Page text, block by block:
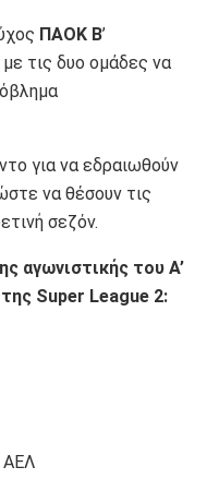
ΠΑΟΚ Β’
με τις δυο ομάδες να
για να εδραιωθούν
να θέσουν τις
σεζόν.
αγωνιστικής του Α’
Super League 2:
ΑΕΛ